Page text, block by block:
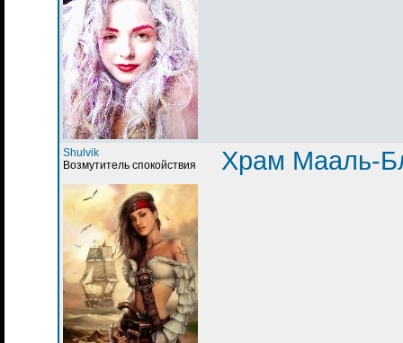
Shulvik
Возмутитель спокойствия
Храм Мааль-